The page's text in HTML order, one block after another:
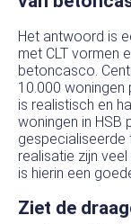
Het antwoord is
met CLT vormen
betoncasco.
10.000 woningen
is realistisch en
woningen in HSB
gespecialiseerde
realisatie zijn
is hierin een
Ziet de